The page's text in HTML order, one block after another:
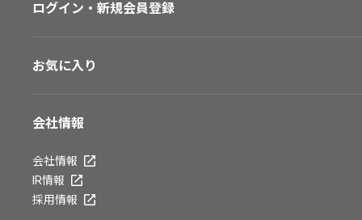
ログイン・新規会員登録
お気に入り
会社情報
会社情報
IR情報
採用情報